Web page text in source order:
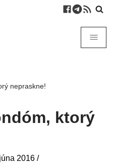
nepraskne!
ktorý
2016 /